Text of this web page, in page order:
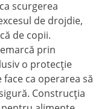
scurgerea
de drojdie,
de copii.
prin
o protecție
ca operarea să
Construcția